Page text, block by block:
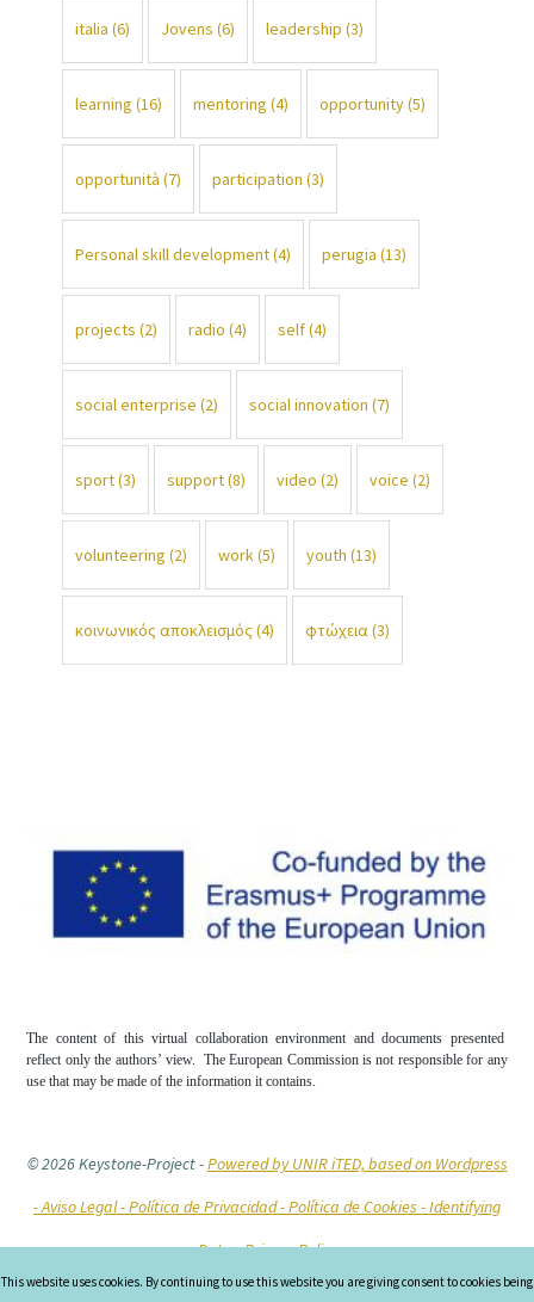
italia (6) Jovens (6) leadership (3)
learning (16) mentoring (4) opportunity(5)
opportunità (7) participation (3)
Personal skill development(4) perugia (13)
projects (2) radio (4) self(4)
social enterprise (2) social innovation (7)
sport(3) support(8) video (2) voice (2)
volunteering (2) work(5) youth (13)
κοινωνικός αποκλεισμός (4) φτώχεια(3)
The content of this virtual collaboration environment and documents presented
reflect only the authors’ view. The European Commission is not responsible for any
use that may be made of the information it contains.
© 2026 Keystone-Project-Powered by UNIR iTED, based on Wordpress
-Aviso Legal -Política de Privacidad -Política de Cookies - Identifying
Data- Privacy Policy
This website uses cookies. By continuing to use this website you are giving consent to cookies being